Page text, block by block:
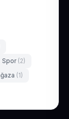
Spor (2)
(1)